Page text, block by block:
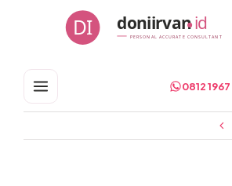
DI doniirvanid
PERSONAL ACCURATE CONSULTANT
0812 1967